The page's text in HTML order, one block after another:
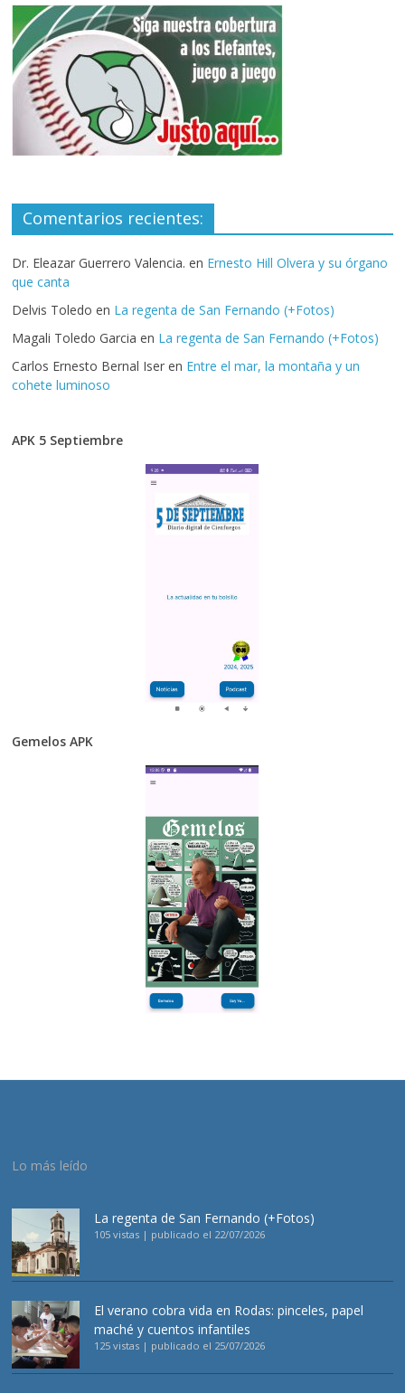
Comentarios recientes:
Dr. Eleazar Guerrero Valencia. en Ernesto Hill Olvera y su órgano
que canta
Delvis Toledo en La regenta de San Fernando (+Fotos)
Magali Toledo Garcia en La regenta de San Fernando (+Fotos)
Carlos Ernesto Bernal Iser en Entre el mar, la montaña y un
cohete luminoso
APK 5 Septiembre
Gemelos APK
Lo más leído
La regenta de San Fernando (+Fotos)
105 vistas | publicado el 22/07/2026
El verano cobra vida en Rodas: pinceles, papel
maché y cuentos infantiles
125 vistas | publicado el 25/07/2026